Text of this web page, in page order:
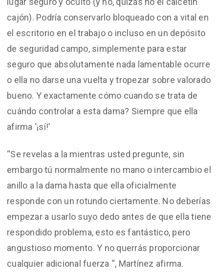
cajón). Podría conservarlo bloqueado con a vital en
el escritorio en el trabajo o incluso en un depósito
de seguridad campo, simplemente para estar
seguro que absolutamente nada lamentable ocurre
o ella no darse una vuelta y tropezar sobre valorado
bueno. Y exactamente cómo cuando se trata de
cuándo controlar a esta dama? Siempre que ella
afirma ‘¡sí!’
“Se revelas a la mientras usted pregunte, sin
embargo tú normalmente no mano o intercambio el
anillo a la dama hasta que ella oficialmente
responde con un rotundo ciertamente. No deberías
empezar a usarlo suyo dedo antes de que ella tiene
respondido problema, esto es fantástico, pero
angustioso momento. Y no querrás proporcionar
cualquier adicional fuerza “, Martínez afirma.